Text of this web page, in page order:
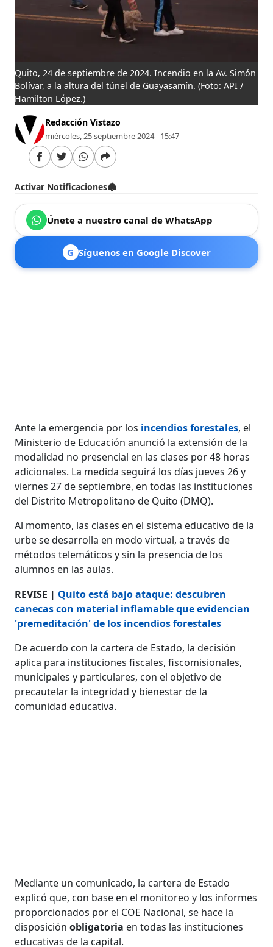
Quito, 24 de septiembre de 2024. Incendio en la Av. Simón
Bolívar, a la altura del túnel de Guayasamín.(Foto: API /
Hamilton López.)
Redacción Vistazo
miércoles, 25 septiembre 2024 - 15:47
Activar Notificaciones
Únete a nuestro canal de WhatsApp
G Síguenos en Google Discover
Ante la emergencia por los incendios forestales, el
Ministerio de Educación anunció la extensión de la
modalidad no presencial en las clases por 48 horas
adicionales. La medida seguirá los días jueves 26 y
viernes 27 de septiembre, en todas las instituciones
del Distrito Metropolitano de Quito (DMQ).
Al momento, las clases en el sistema educativo de la
urbe se desarrolla en modo virtual, a través de
métodos telemáticos y sin la presencia de los
alumnos en las aulas.
REVISE | Quito está bajo ataque: descubren
canecas con material inflamable que evidencian
'premeditación' de los incendios forestales
De acuerdo con la cartera de Estado, la decisión
aplica para instituciones fiscales, fiscomisionales,
municipales y particulares, con el objetivo de
precautelar la integridad y bienestar de la
comunidad educativa.
Mediante un comunicado, la cartera de Estado
explicó que, con base en el monitoreo y los informes
proporcionados por el COE Nacional, se hace la
disposiciónobligatoria en todas las instituciones
educativas de la capital.